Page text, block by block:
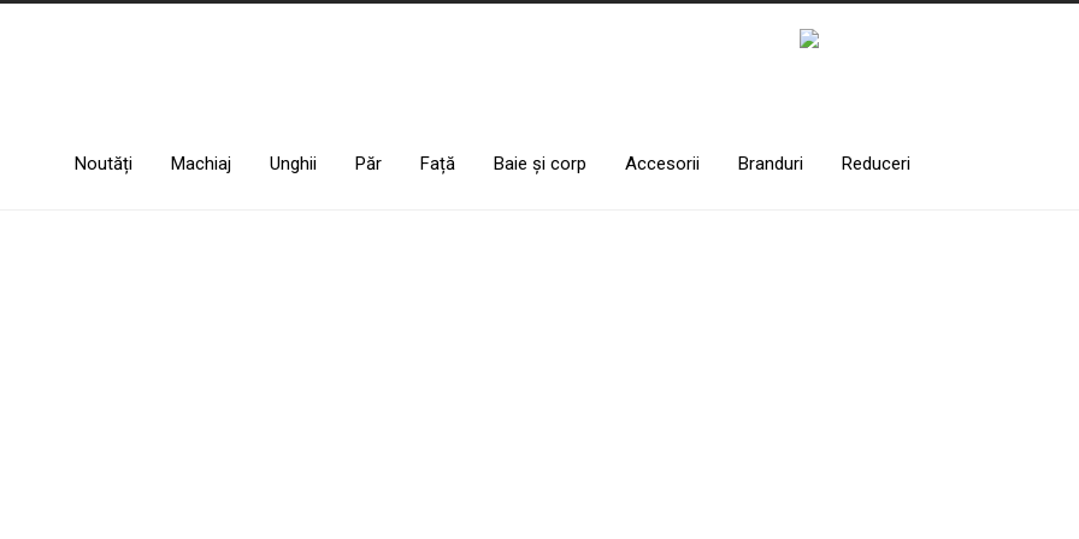
Noutăți Machiaj Unghii Păr Față Baie și corp Accesorii Branduri Reduceri